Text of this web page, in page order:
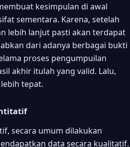
kesimpulan di awal
sementara. Karena, setelah
lebih lanjut pasti akan terdapat
dari adanya berbagai bukti
proses pengumpuilan
akhir itulah yang valid. Lalu,
tepat.
secara umum dilakukan
data secara kualitatif.